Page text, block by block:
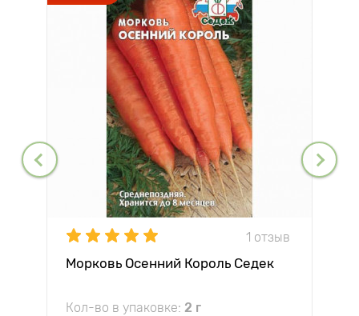
1 отзыв
Морковь Осенний Король Седек
Кол-во в упаковке: 2 г